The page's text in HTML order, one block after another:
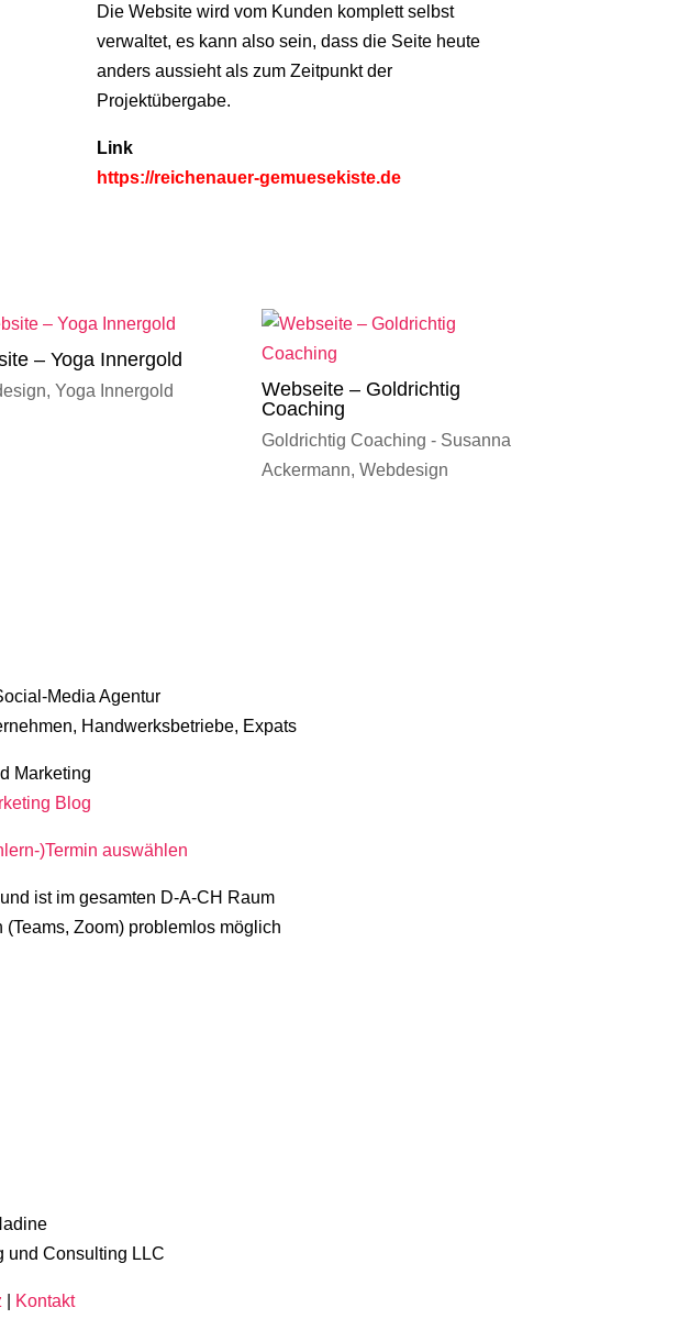
Die Website wird vom Kunden komplett selbst
verwaltet, es kann also sein, dass die Seite heute
anders aussieht als zum Zeitpunkt der
Projektübergabe.
Link
https://reichenauer-gemuesekiste.de
– Yoga Innergold
,Yoga Innergold
Webseite – Goldrichtig
Coaching
Goldrichtig Coaching - Susanna
Ackermann, Webdesign
Media Agentur
Handwerksbetriebe, Expats
Marketing
Blog
)Termin auswählen
ist im gesamten D-A-CH Raum
Zoom) problemlos möglich
und Consulting LLC
| Kontakt